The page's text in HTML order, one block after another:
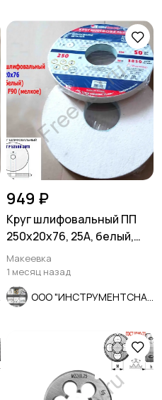
949 ₽
Круг шлифовальный ПП
250х20х76, 25А, белый,
F90, K-L V, мелкое зерно.
Макеевка
1 месяц назад